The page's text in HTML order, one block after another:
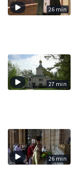
26 min
27 min
26 min